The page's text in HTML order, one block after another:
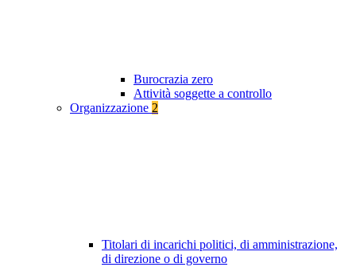
Burocrazia zero
Attività soggette a controllo
Organizzazione 2
Titolari di incarichi politici, di amministrazione,
di direzione o di governo